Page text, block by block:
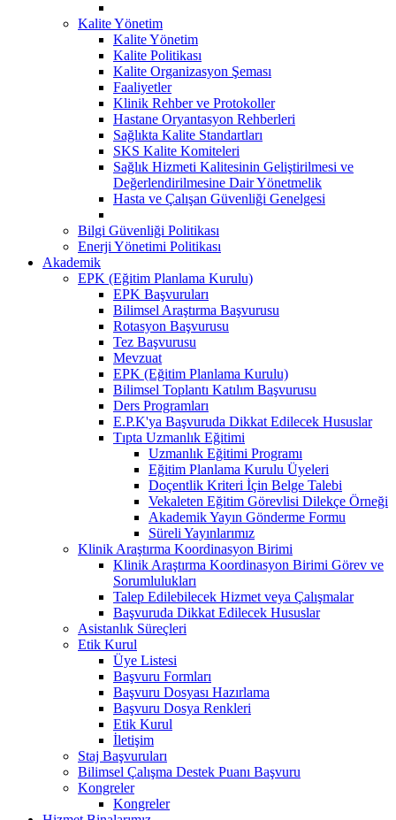
Kalite Yönetim
Kalite Yönetim
Kalite Politikası
Kalite Organizasyon Şeması
Faaliyetler
Klinik Rehber ve Protokoller
Hastane Oryantasyon Rehberleri
Sağlıkta Kalite Standartları
SKS Kalite Komiteleri
Sağlık Hizmeti Kalitesinin Geliştirilmesi ve
Değerlendirilmesine Dair Yönetmelik
Hasta ve Çalışan Güvenliği Genelgesi
Bilgi Güvenliği Politikası
Enerji Yönetimi Politikası
Akademik
EPK (Eğitim Planlama Kurulu)
EPK Başvuruları
Bilimsel Araştırma Başvurusu
Rotasyon Başvurusu
Tez Başvurusu
Mevzuat
EPK (Eğitim Planlama Kurulu)
Bilimsel Toplantı Katılım Başvurusu
Ders Programları
E.P.K'ya Başvuruda Dikkat Edilecek Hususlar
Tıpta Uzmanlık Eğitimi
Uzmanlık Eğitimi Programı
Eğitim Planlama Kurulu Üyeleri
Doçentlik Kriteri İçin Belge Talebi
Vekaleten Eğitim Görevlisi Dilekçe Örneği
Akademik Yayın Gönderme Formu
Süreli Yayınlarımız
Klinik Araştırma Koordinasyon Birimi
Klinik Araştırma Koordinasyon Birimi Görev ve
Sorumlulukları
Talep Edilebilecek Hizmet veya Çalışmalar
Başvuruda Dikkat Edilecek Hususlar
Asistanlık Süreçleri
Etik Kurul
Üye Listesi
Başvuru Formları
Başvuru Dosyası Hazırlama
Başvuru Dosya Renkleri
Etik Kurul
İletişim
Staj Başvuruları
Bilimsel Çalışma Destek Puanı Başvuru
Kongreler
Kongreler